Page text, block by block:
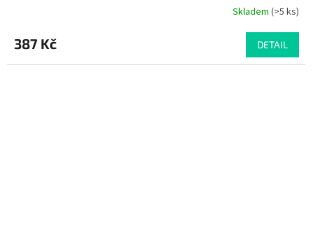
Skladem (>5 ks)
387 Kč DETAIL